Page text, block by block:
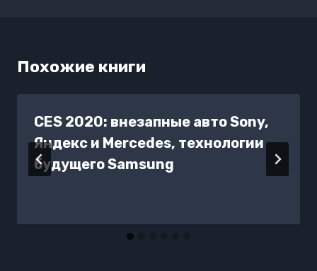
Похожие книги
CES 2020: внезапные авто Sony,
Яндекс и Mercedes, технологии
будущего Samsung